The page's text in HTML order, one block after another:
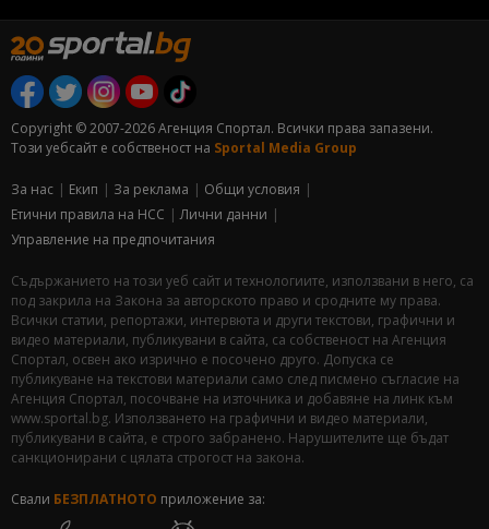
Copyright © 2007-2026 Агенция Спортал. Всички права запазени.
Този уебсайт е собственост на Sportal Media Group
За нас Екип За рекламa
Общи условия
Етични правила на НСС
Лични данни
Управление на предпочитания
Съдържанието на този уеб сайт и технологиите, използвани в него, са
под закрила на Закона за авторското право и сродните му права.
Всички статии, репортажи, интервюта и други текстови, графични и
видео материали, публикувани в сайта, са собственост на Агенция
Спортал, освен ако изрично е посочено друго. Допуска се
публикуване на текстови материали само след писмено съгласие на
Агенция Спортал, посочване на източника и добавяне на линк към
www.sportal.bg. Използването на графични и видео материали,
публикувани в сайта, е строго забранено. Нарушителите ще бъдат
санкционирани с цялата строгост на закона.
Свали БЕЗПЛАТНОТО приложение за: